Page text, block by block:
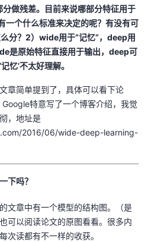
做残差。目前来说哪部分特征用于
个什么标准来决定的呢？有没有可
分？2）wide用于“记忆”，deep用
是原始特征直接用于输出，deep可
忆’不太好理解。
章简单提到了，具体可以看下论
特意写了一个博客介绍，我觉
，地址是
2016/06/wide-deep-learning-
下吗？
文章中有一个模型的结构图。（是
可以阅读论文的原图看看。很多内
次读都有不一样的收获。